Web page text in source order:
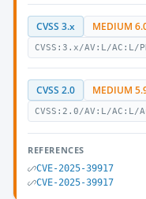
CVSS 3.x MEDIUM
CVSS:3.x/AV:L/AC:L/
CVSS 2.0 MEDIUM
CVSS:2.0/AV:L/AC:L/
REFERENCES
CVE-2025-39917
CVE-2025-39917